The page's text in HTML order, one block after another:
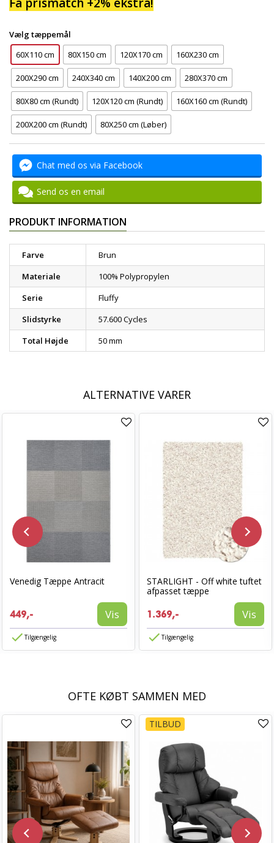
Vælg tæppemål
60X110 cm
80X150 cm 120X170 cm 160X230 cm
200X290 cm 240X340 cm 140X200 cm 280X370 cm
80X80 cm (Rundt) 120X120 cm (Rundt) 160X160 cm (Rundt)
200X200 cm (Rundt) 80X250 cm (Løber)
Chat med os via Facebook
Send os en email
PRODUKT INFORMATION
Farve
Brun
Materiale
100% Polypropylen
Serie
Fluffy
Slidstyrke
57.600 Cycles
Total Højde
50 mm
ALTERNATIVE VARER
Venedig Tæppe Antracit
449,- Vis
Tilgængelig
STARLIGHT - Off white tuftet
afpasset tæppe
1.369,- Vis
Tilgængelig
OFTE KØBT SAMMEN MED
TILBUD